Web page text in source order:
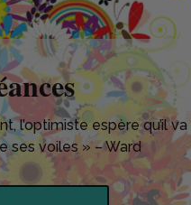
l’optimiste espère qu’il va
ses voiles » – Ward